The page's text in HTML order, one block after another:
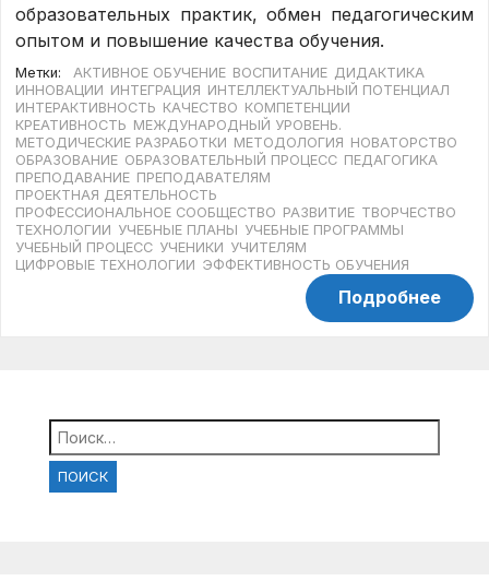
образовательных практик, обмен педагогическим
опытом и повышение качества обучения.
Метки: АКТИВНОЕ ОБУЧЕНИЕ ВОСПИТАНИЕ ДИДАКТИКА
ИННОВАЦИИ ИНТЕГРАЦИЯ ИНТЕЛЛЕКТУАЛЬНЫЙ ПОТЕНЦИАЛ
ИНТЕРАКТИВНОСТЬ КАЧЕСТВО КОМПЕТЕНЦИИ
КРЕАТИВНОСТЬ МЕЖДУНАРОДНЫЙ УРОВЕНЬ.
МЕТОДИЧЕСКИЕ РАЗРАБОТКИ МЕТОДОЛОГИЯ НОВАТОРСТВО
ОБРАЗОВАНИЕ ОБРАЗОВАТЕЛЬНЫЙ ПРОЦЕСС ПЕДАГОГИКА
ПРЕПОДАВАНИЕ ПРЕПОДАВАТЕЛЯМ
ПРОЕКТНАЯ ДЕЯТЕЛЬНОСТЬ
ПРОФЕССИОНАЛЬНОЕ СООБЩЕСТВО РАЗВИТИЕ ТВОРЧЕСТВО
ТЕХНОЛОГИИ УЧЕБНЫЕ ПЛАНЫ УЧЕБНЫЕ ПРОГРАММЫ
УЧЕБНЫЙ ПРОЦЕСС УЧЕНИКИ УЧИТЕЛЯМ
ЦИФРОВЫЕ ТЕХНОЛОГИИ ЭФФЕКТИВНОСТЬ ОБУЧЕНИЯ
Подробнее
Найти: